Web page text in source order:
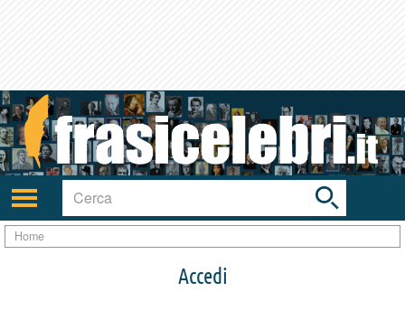
Attiva/disattiva
navigazione
Toggle
search
bar
Home
Accedi